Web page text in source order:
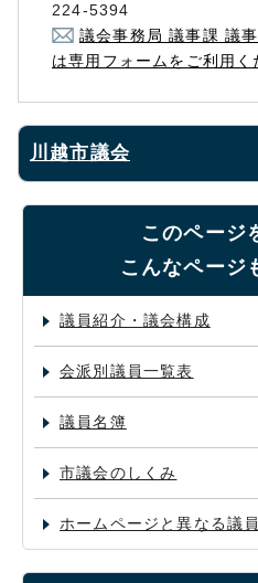
224-5394
議会事務局 議事課 議
は専用フォームをご利用く
川越市議会
このページ
こんなページ
議員紹介・議会構成
会派別議員一覧表
議員名簿
市議会のしくみ
ホームページと異なる議